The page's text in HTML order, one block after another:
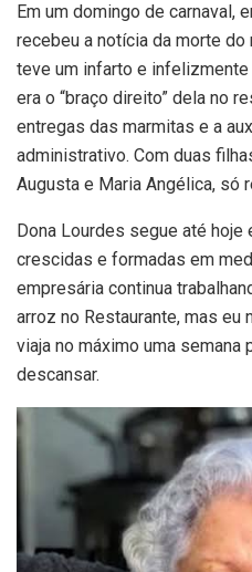
Em um domingo de carnaval,
recebeu a notícia da morte do
teve um infarto e infelizmente
era o “braço direito” dela no
entregas das marmitas e a
administrativo. Com duas
Augusta e Maria Angélica, só
Dona Lourdes segue até
crescidas e formadas em
empresária continua
arroz no Restaurante, mas eu
viaja no máximo uma semana
descansar.